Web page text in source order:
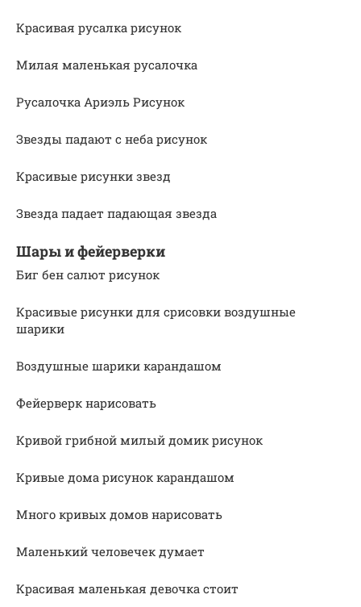
Красивая русалка рисунок
Милая маленькая русалочка
Русалочка Ариэль Рисунок
Звезды падают с неба рисунок
Красивые рисунки звезд
Звезда падает падающая звезда
Шары и фейерверки
Биг бен салют рисунок
Красивые рисунки для срисовки воздушные
шарики
Воздушные шарики карандашом
Фейерверк нарисовать
Кривой грибной милый домик рисунок
Кривые дома рисунок карандашом
Много кривых домов нарисовать
Маленький человечек думает
Красивая маленькая девочка стоит